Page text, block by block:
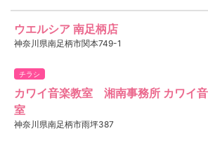
ウエルシア 南足柄店
神奈川県南足柄市関本749-1
チラシ
カワイ音楽教室 湘南事務所 カワイ
室
神奈川県南足柄市雨坪387